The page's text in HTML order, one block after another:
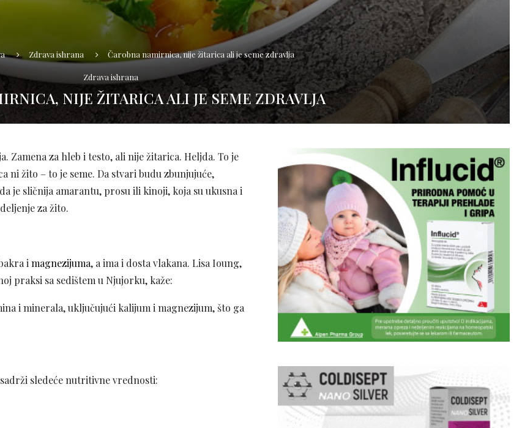
Zdrava ishrana Čarobna namirnica, nije žitarica ali je seme zdravlja
Zdrava ishrana
NIJE ŽITARICA ALI JE SEME ZDRAVLJA
Zamena za hleb i testo, ali nije žitarica. Heljda. To je
ni žito – to je seme. Da stvari budu zbunjujuće,
je sličnija amarantu, prosu ili kinoji, koja su ukusna i
za žito.
imagnezijuma, a ima i dosta vlakana. Lisa Ioung,
praksi sa sedištem u Njujorku, kaže:
i minerala, uključujući kalijum i magnezijum, što ga
sledeće nutritivne vrednosti: